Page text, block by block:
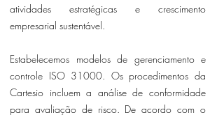
atividades estratégicas e crescimento
empresarial sustentável.
Estabelecemos modelos de gerenciamento e
controle ISO 31000. Os procedimentos da
Cartesio incluem a análise de conformidade
para avaliação de risco. De acordo com o